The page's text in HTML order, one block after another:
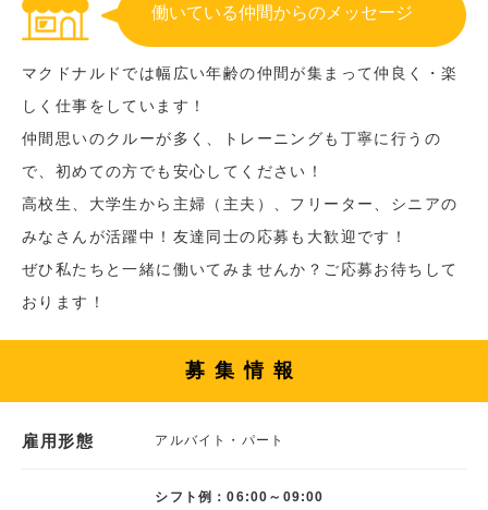
働いている仲間からのメッセージ
マクドナルドでは幅広い年齢の仲間が集まって仲良く・楽
しく仕事をしています！
仲間思いのクルーが多く、トレーニングも丁寧に行うの
で、初めての方でも安心してください！
高校生、大学生から主婦（主夫）、フリーター、シニアの
みなさんが活躍中！友達同士の応募も大歓迎です！
ぜひ私たちと一緒に働いてみませんか？ご応募お待ちして
おります！
募集情報
雇用形態 アルバイト・パート
シフト例：06:00～09:00